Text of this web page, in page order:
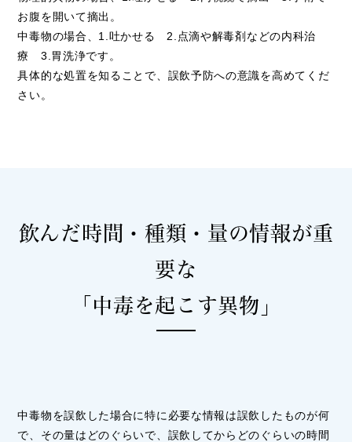
お腹を開いて摘出。
中毒物の場合、1.吐かせる 2.点滴や解毒剤などの内科治
療 3.胃洗浄です。
具体的な処置を知ることで、誤飲予防への意識を高めてくだ
さい。
飲んだ時間・種類・量の情報が重
要な
「中毒を起こす異物」
中毒物を誤飲した場合に特に必要な情報は誤飲したものが何
で、その量はどのぐらいで、誤飲してからどのぐらいの時間